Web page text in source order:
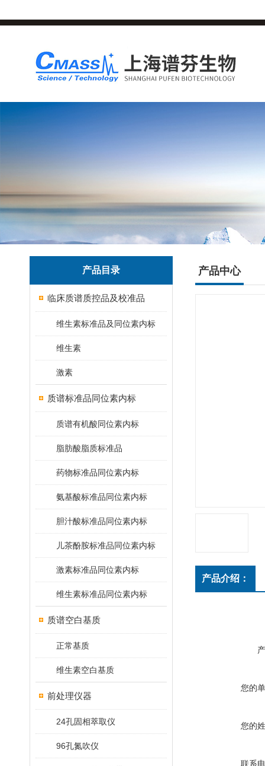
产品目录
临床质谱质控品及校准品
维生素标准品及同位素内标
维生素
激素
质谱标准品同位素内标
质谱有机酸同位素内标
脂肪酸脂质标准品
药物标准品同位素内标
氨基酸标准品同位素内标
胆汁酸标准品同位素内标
儿茶酚胺标准品同位素内标
激素标准品同位素内标
维生素标准品同位素内标
质谱空白基质
正常基质
维生素空白基质
前处理仪器
24孔固相萃取仪
96孔氮吹仪
产品中心
产品介绍：
您的
您的
联系